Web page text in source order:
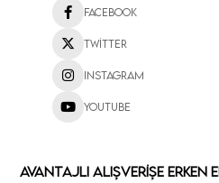
Facebook
Twitter
Instagram
Youtube
Avantajlı Alışverişe Erken